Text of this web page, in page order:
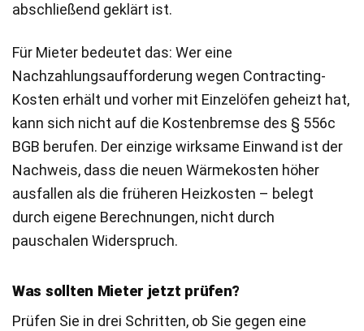
abschließend geklärt ist.
Für Mieter bedeutet das: Wer eine
Nachzahlungsaufforderung wegen Contracting-
Kosten erhält und vorher mit Einzelöfen geheizt hat,
kann sich nicht auf die Kostenbremse des § 556c
BGB berufen. Der einzige wirksame Einwand ist der
Nachweis, dass die neuen Wärmekosten höher
ausfallen als die früheren Heizkosten – belegt
durch eigene Berechnungen, nicht durch
pauschalen Widerspruch.
Was sollten Mieter jetzt prüfen?
Prüfen Sie in drei Schritten, ob Sie gegen eine